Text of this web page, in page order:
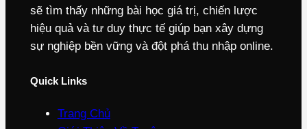
sẽ tìm thấy những bài học giá trị, chiến lược
hiệu quả và tư duy thực tế giúp bạn xây dựng
sự nghiệp bền vững và đột phá thu nhập online.
Quick Links
Trang Chủ